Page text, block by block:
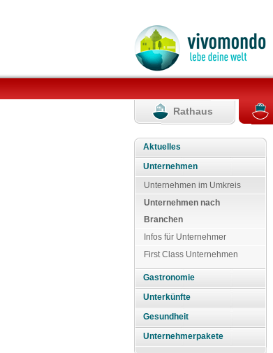
Rathaus
Aktuelles
Unternehmen
Unternehmen im Umkreis
Unternehmen nach
Branchen
Infos für Unternehmer
First Class Unternehmen
Gastronomie
Unterkünfte
Gesundheit
Unternehmerpakete